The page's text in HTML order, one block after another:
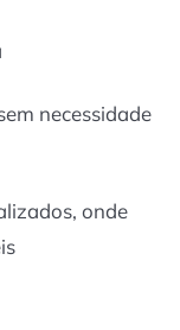
necessidade
onde